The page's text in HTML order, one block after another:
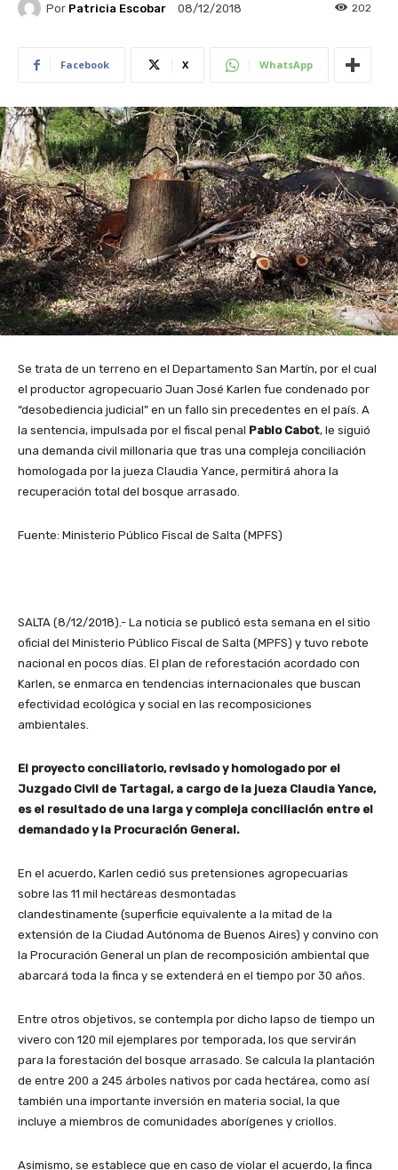
Por Patricia Escobar 08/12/2018 202
Facebook X WhatsApp
Se trata de un terreno en el Departamento San Martín, por el cual
el productor agropecuario Juan José Karlen fue condenado por
“desobediencia judicial” en un fallo sin precedentes en el país. A
la sentencia, impulsada por el fiscal penal Pablo Cabot, le siguió
una demanda civil millonaria que tras una compleja conciliación
homologada por la jueza Claudia Yance, permitirá ahora la
recuperación total del bosque arrasado.
Fuente: Ministerio Público Fiscal de Salta (MPFS)
SALTA (8/12/2018).- La noticia se publicó esta semana en el sitio
oficial del Ministerio Público Fiscal de Salta (MPFS) y tuvo rebote
nacional en pocos días. El plan de reforestación acordado con
Karlen, se enmarca en tendencias internacionales que buscan
efectividad ecológica y social en las recomposiciones
ambientales.
El proyecto conciliatorio, revisado y homologado por el
Juzgado Civil de Tartagal, a cargo de la jueza Claudia Yance,
es el resultado de una larga y compleja conciliación entre el
demandado y la Procuración General.
En el acuerdo, Karlen cedió sus pretensiones agropecuarias
sobre las 11 mil hectáreas desmontadas
clandestinamente (superficie equivalente a la mitad de la
extensión de la Ciudad Autónoma de Buenos Aires) y convino con
la Procuración General un plan de recomposición ambiental que
abarcará toda la finca y se extenderá en el tiempo por 30 años.
Entre otros objetivos, se contempla por dicho lapso de tiempo un
vivero con 120 mil ejemplares por temporada, los que servirán
para la forestación del bosque arrasado. Se calcula la plantación
de entre 200 a 245 árboles nativos por cada hectárea, como así
también una importante inversión en materia social, la que
incluye a miembros de comunidades aborígenes y criollos.
Asimismo, se establece que en caso de violar el acuerdo, la finca